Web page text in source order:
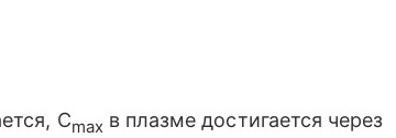
Cmax в плазме достигается через